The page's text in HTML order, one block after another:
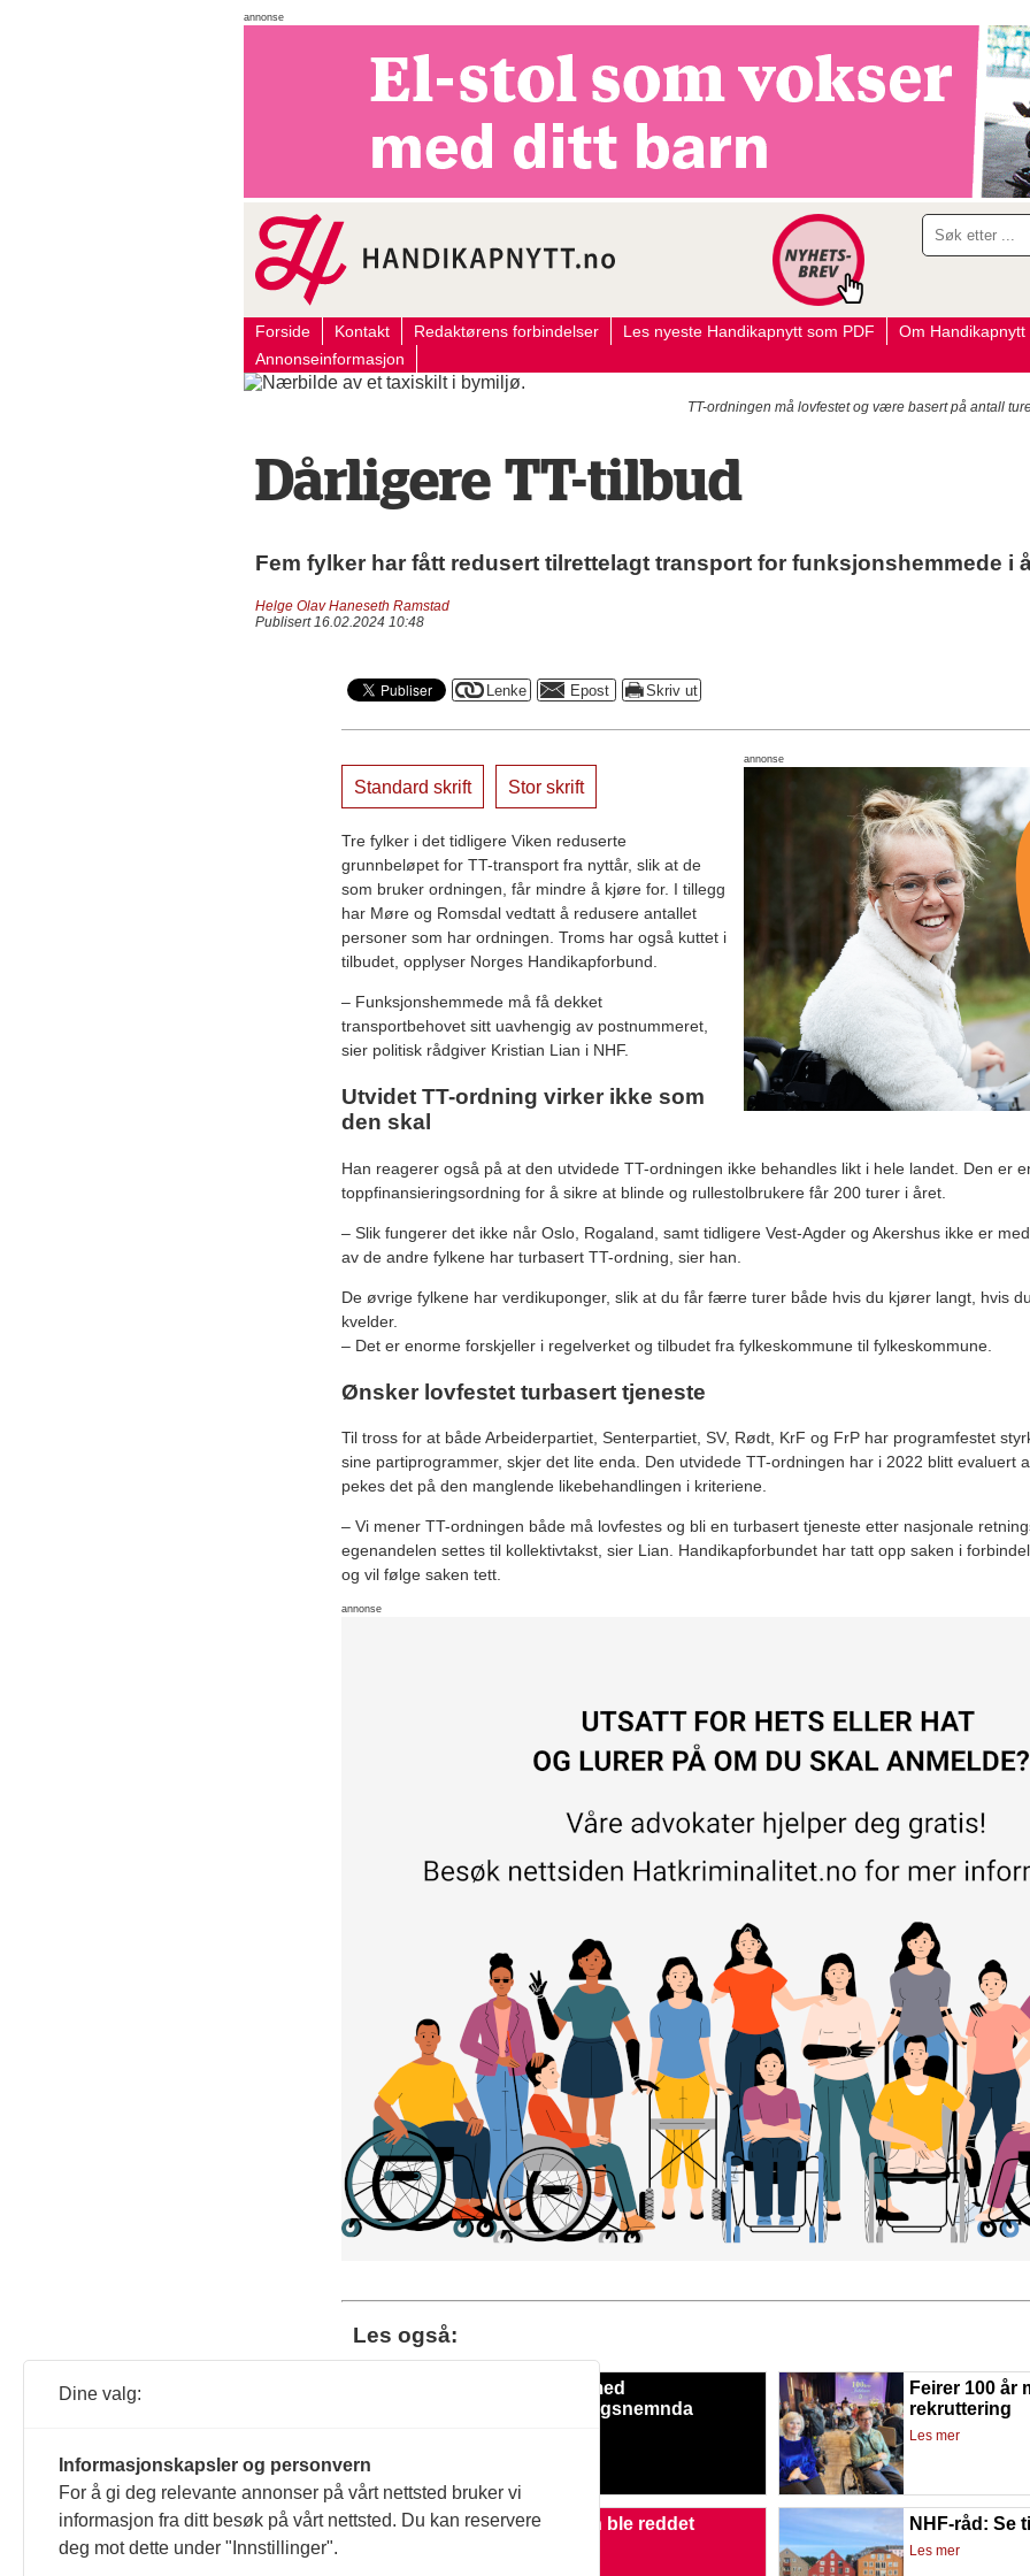
annonse
Forside Kontakt Redaktørens forbindelser Les nyeste Handikapnytt som PDF
Om Handikapnytt
Annonseinformasjon
TT-ordningen må lovfestet og være basert på antall
Dårligere TT-tilbud
Fem fylker har fått redusert tilrettelagt transport for funksjonshemmede i
Helge Olav Haneseth Ramstad
Publisert 16.02.2024 10:48
annonse
Standard skrift Stor skrift
Tre fylker i det tidligere Viken reduserte
grunnbeløpet for TT-transport fra nyttår, slik at de
som bruker ordningen, får mindre å kjøre for. I tillegg
har Møre og Romsdal vedtatt å redusere antallet
personer som har ordningen. Troms har også kuttet i
tilbudet, opplyser Norges Handikapforbund.
– Funksjonshemmede må få dekket
transportbehovet sitt uavhengig av postnummeret,
sier politisk rådgiver Kristian Lian i NHF.
Utvidet TT-ordning virker ikke som
den skal
Han reagerer også på at den utvidede TT-ordningen ikke behandles likt i hele landet. Den er
toppfinansieringsordning for å sikre at blinde og rullestolbrukere får 200 turer i året.
– Slik fungerer det ikke når Oslo, Rogaland, samt tidligere Vest-Agder og Akershus ikke er
av de andre fylkene har turbasert TT-ordning, sier han.
De øvrige fylkene har verdikuponger, slik at du får færre turer både hvis du kjører langt, hvis
kvelder.
– Det er enorme forskjeller i regelverket og tilbudet fra fylkeskommune til fylkeskommune.
Ønsker lovfestet turbasert tjeneste
Til tross for at både Arbeiderpartiet, Senterpartiet, SV, Rødt, KrF og FrP har programfestet
sine partiprogrammer, skjer det lite enda. Den utvidede TT-ordningen har i 2022 blitt evaluert
pekes det på den manglende likebehandlingen i kriteriene.
– Vi mener TT-ordningen både må lovfestes og bli en turbasert tjeneste etter nasjonale
egenandelen settes til kollektivtakst, sier Lian. Handikapforbundet har tatt opp saken i
og vil følge saken tett.
annonse
Les også:
Misfornøyd med
Diskrimineringsnemnda
Feirer 100 år
rekruttering
Les mer
TT-ordningen ble reddet NHF-råd: Se
Les mer
Dine valg:
Informasjonskapsler og personvern
For å gi deg relevante annonser på vårt nettsted bruker vi
informasjon fra ditt besøk på vårt nettsted. Du kan reservere
deg mot dette under "Innstillinger".